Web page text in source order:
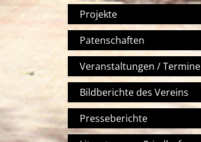
Projekte
Patenschaften
Veranstaltungen / Termine
Bildberichte des Vereins
Presseberichte